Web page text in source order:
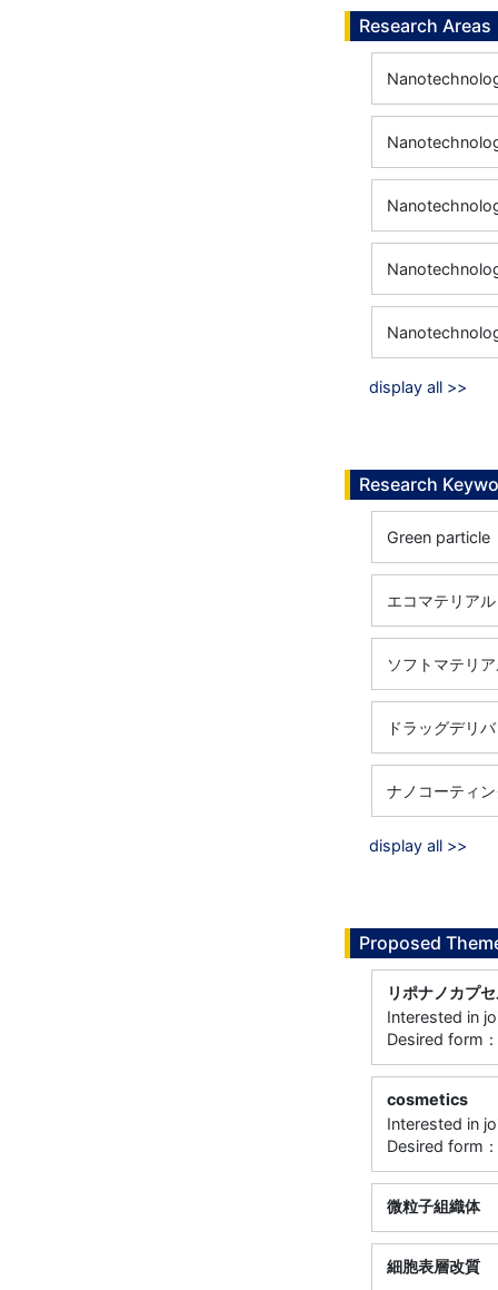
Research Areas
display all >>
Research
Green particle
エコマテリアル
ソフトマテリ
ドラッグデリ
ナノコーティ
display all >>
Proposed
リポナノカプ
Interested in
Desired form
cosmetics
Interested in
Desired form
微粒子組織体
細胞表層改質